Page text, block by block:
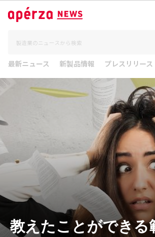
最新ニュース 新製品情報 プレスリリース
教えたことができる